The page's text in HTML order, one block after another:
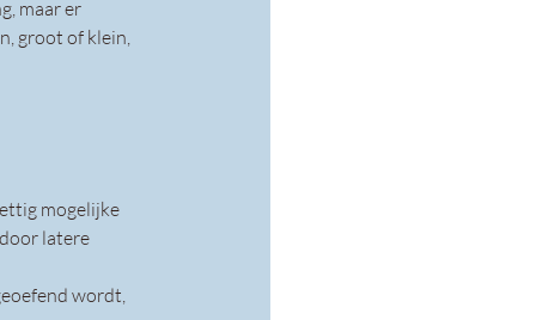
maar er
groot of klein,
mogelijke
latere
wordt,